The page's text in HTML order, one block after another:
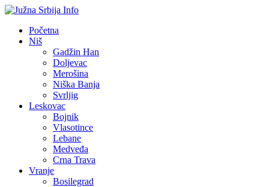
Početna
Niš
Gadžin Han
Doljevac
Merošina
Niška Banja
Svrljig
Leskovac
Bojnik
Vlasotince
Lebane
Medveđa
Crna Trava
Vranje
Bosilegrad